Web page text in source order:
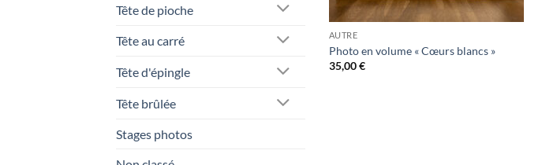
Tête de pioche
Tête au carré
Tête d'épingle
Tête brûlée
Stages photos
AUTRE
Photo en volume « Cœurs blancs »
35,00€